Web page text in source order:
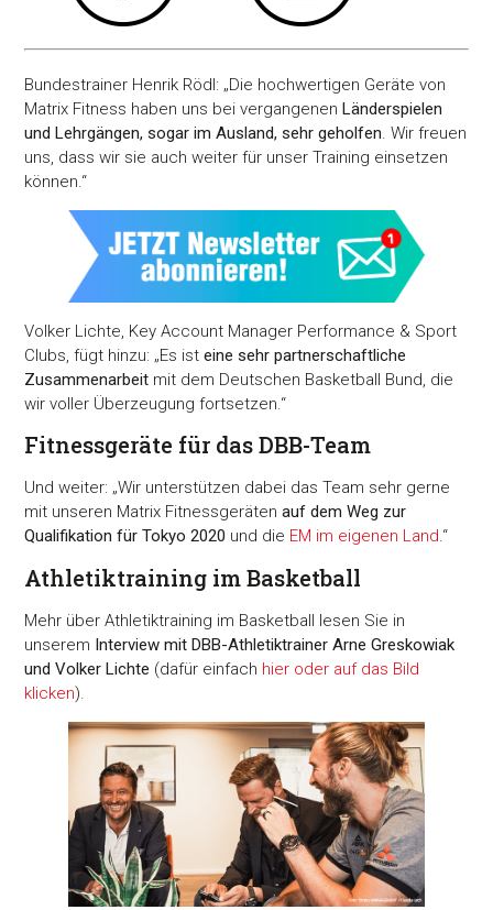
Bundestrainer Henrik Rödl: „Die hochwertigen Geräte von
Matrix Fitness haben uns bei vergangenenLänderspielen
und Lehrgängen, sogar im Ausland, sehr geholfen. Wir freuen
uns, dass wir sie auch weiter für unser Training einsetzen
können.“
Volker Lichte, Key Account Manager Performance & Sport
Clubs, fügt hinzu: „Es isteine sehr partnerschaftliche
Zusammenarbeit mit dem Deutschen Basketball Bund, die
wir voller Überzeugung fortsetzen.“
Fitnessgeräte für das DBB-Team
Und weiter: „Wir unterstützen dabei das Team sehr gerne
mit unseren Matrix Fitnessgerätenauf dem Weg zur
Qualifikation für Tokyo 2020 und die EM im eigenen Land.“
Athletiktraining im Basketball
Mehr über Athletiktraining im Basketball lesen Sie in
unserem Interview mit DBB-Athletiktrainer Arne Greskowiak
und Volker Lichte (dafür einfach hier oder auf das Bild
klicken).